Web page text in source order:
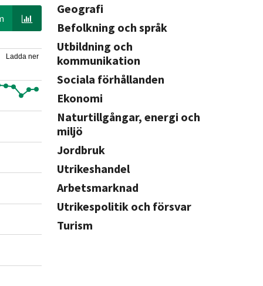
Ladda ner
Geografi
Befolkning och språk
Utbildning och
kommunikation
Sociala förhållanden
Ekonomi
Naturtillgångar, energi och
miljö
Jordbruk
Utrikeshandel
Arbetsmarknad
Utrikespolitik och försvar
Turism